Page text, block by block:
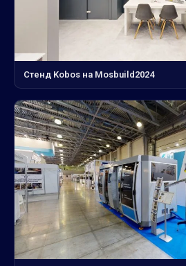
Стенд Kobos на Mosbuild2024